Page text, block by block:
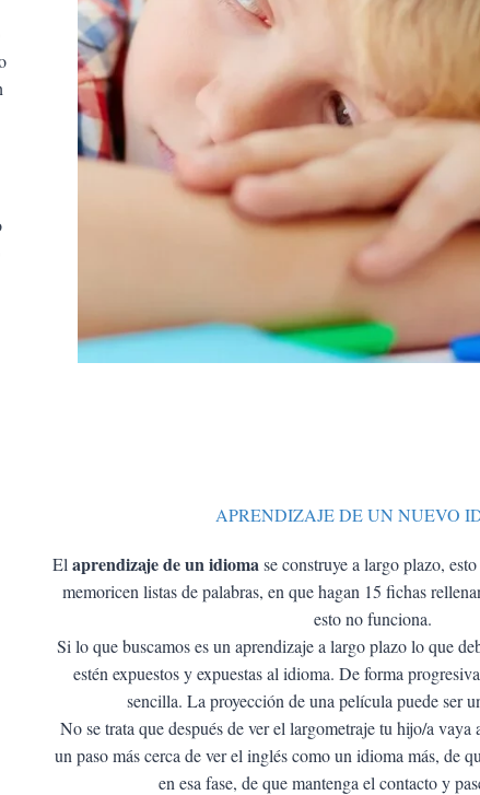
APRENDIZAJE DE UN NUEVO
Elaprendizaje de un idiomase construye a largo plazo,
memoricen listas de palabras, en que hagan 15 fichas
esto no funciona.
Si lo que buscamos es un aprendizaje a largo plazo lo que
estén expuestos y expuestas al idioma. De forma
sencilla. La proyección de una película puede ser
No se trata que después de ver el largometraje tu hijo/a vaya
un paso más cerca de ver el inglés como un idioma más, de
en esa fase, de que mantenga el contacto y